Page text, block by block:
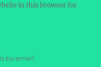
in this browser for
by email.